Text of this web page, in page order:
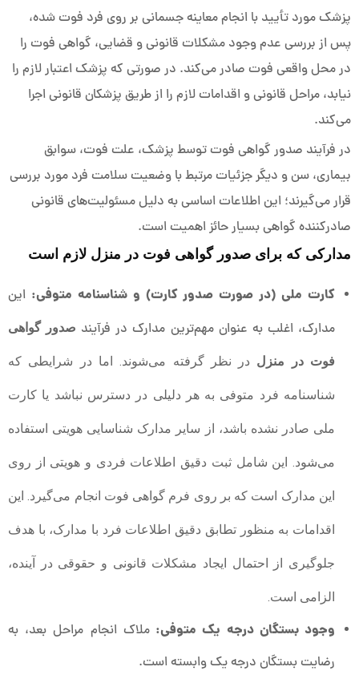
پزشک مورد تأیید با انجام معاینه جسمانی بر روی فرد فوت شده،
پس از بررسی عدم وجود مشکلات قانونی و قضایی، گواهی فوت را
در محل واقعی فوت صادر می‌کند. در صورتی که پزشک اعتبار لازم را
نیابد، مراحل قانونی و اقدامات لازم را از طریق پزشکان قانونی اجرا
می‌کند.
در فرآیند صدور گواهی فوت توسط پزشک، علت فوت، سوابق
بیماری، سن و دیگر جزئیات مرتبط با وضعیت سلامت فرد مورد بررسی
قرار می‌گیرند؛ این اطلاعات اساسی به دلیل مسئولیت‌های قانونی
صادرکننده گواهی بسیار حائز اهمیت است.
مدارکی که برای صدور گواهی فوت در منزل لازم است
کارت ملی (در صورت صدور کارت) و شناسنامه متوفی: این
مدارک، اغلب به ‌عنوان مهم‌ترین مدارک در فرآیند صدور گواهی
فوت در منزلدر نظر گرفته می‌شوند. اما در شرایطی که
شناسنامه فرد متوفی به هر دلیلی در دسترس نباشد یا کارت
ملی صادر نشده باشد، از سایر مدارک شناسایی هویتی استفاده
می‌شود. این شامل ثبت دقیق اطلاعات فردی و هویتی از روی
این مدارک است که بر روی فرم گواهی فوت انجام می‌گیرد. این
اقدامات به منظور تطابق دقیق اطلاعات فرد با مدارک، با هدف
جلوگیری از احتمال ایجاد مشکلات قانونی و حقوقی در آینده،
الزامی است.
وجود بستگان درجه یک متوفی: ملاک انجام مراحل بعد، به
رضایت بستگان درجه یک وابسته است.